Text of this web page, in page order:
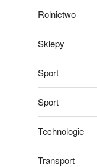
Rolnictwo
Sklepy
Sport
Sport
Technologie
Transport